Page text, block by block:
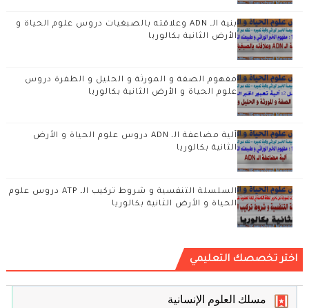
بنية الـ ADN وعلاقته بالصبغيات دروس علوم الحياة و
الأرض الثانية بكالوريا
مفهوم الصفة و المورثة و الحليل و الطفرة دروس
علوم الحياة و الأرض الثانية بكالوريا
آلية مضاعفة الـ ADN دروس علوم الحياة و الأرض
الثانية بكالوريا
السلسلة التنفسية و شروط تركيب الـ ATP دروس علوم
الحياة و الأرض الثانية بكالوريا
اختر تخصصك التعليمي
مسلك العلوم الإنسانية